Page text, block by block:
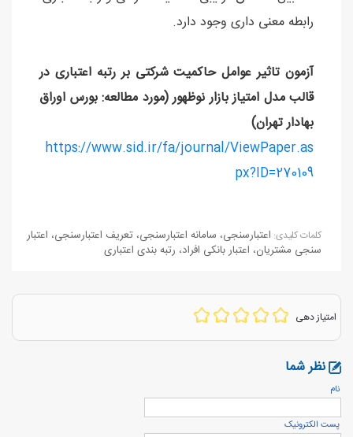
رابطه معنی داری وجود دارد.
آزمون تاثیر عوامل حاکمیت شرکتی بر رتبه اعتباری در
قالب مدل امتیاز بازار نوظهور (مورد مطالعه: بورس اوراق
بهادار تهران)
https://www.sid.ir/fa/journal/ViewPaper.as
px?ID=270109
كلمات كليدی: اعتبارسنجی، سامانه اعتبارسنجی، تعریف اعتبارسنجی، اعتبار
سنجی مشتریان، اعتبار بانکی افراد، رتبه بندی اعتباری
امتیاز دهی
نظر شما
نام
پست الكترونيک